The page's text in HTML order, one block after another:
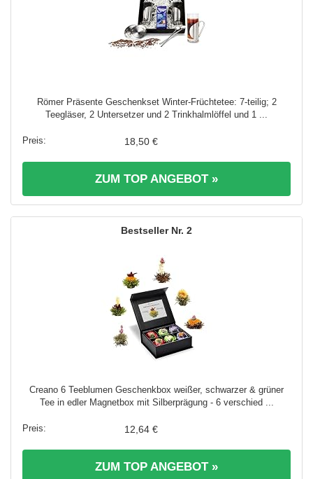
Römer Präsente Geschenkset Winter-Früchtetee: 7-teilig; 2
Teegläser, 2 Untersetzer und 2 Trinkhalmlöffel und 1 ...
18,50 €
ZUM TOP ANGEBOT »
2
Creano 6 Teeblumen Geschenkbox weißer, schwarzer & grüner
Tee in edler Magnetbox mit Silberprägung - 6 verschied ...
12,64 €
ZUM TOP ANGEBOT »